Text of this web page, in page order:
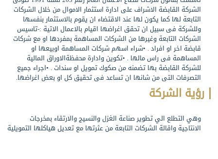
الشركة القابضة الاشراف على ادارة استثمار الاموال من خلال الشركات
التابعة لها كما يكون لها عند الاقتضاء ان يقوم بالاستثمار بنفسها
وللشركة فى سبيل ان تحقق اغراضها اقيام بالاعمال الاتية :-تاسيس
الشركات التابعة وغيرها من الشركات المساهمة بمفردها او مع شركات
قابضة اخر او افراد . •شراء اسهم شركات المساهمة اوبيعها او
المساهمة فى راس مالها . •تكوين وادارة محفظةالاوراق المالية
للشركة القابضة بها تضمنه من صكوك تمويل او سندات . •اجراء جميع
التصرفات التى من شانها ان تساعد فى تحقيق كل او بعض اغراضها.
رؤية الشركة
وهي التطلع الي تطوير صناعة الغزل والنسيج والارتقاء بمخرجات
الانتاجية واقالة الشركات التابعة من عثرتها مع تعديل هياكلها التمويلية